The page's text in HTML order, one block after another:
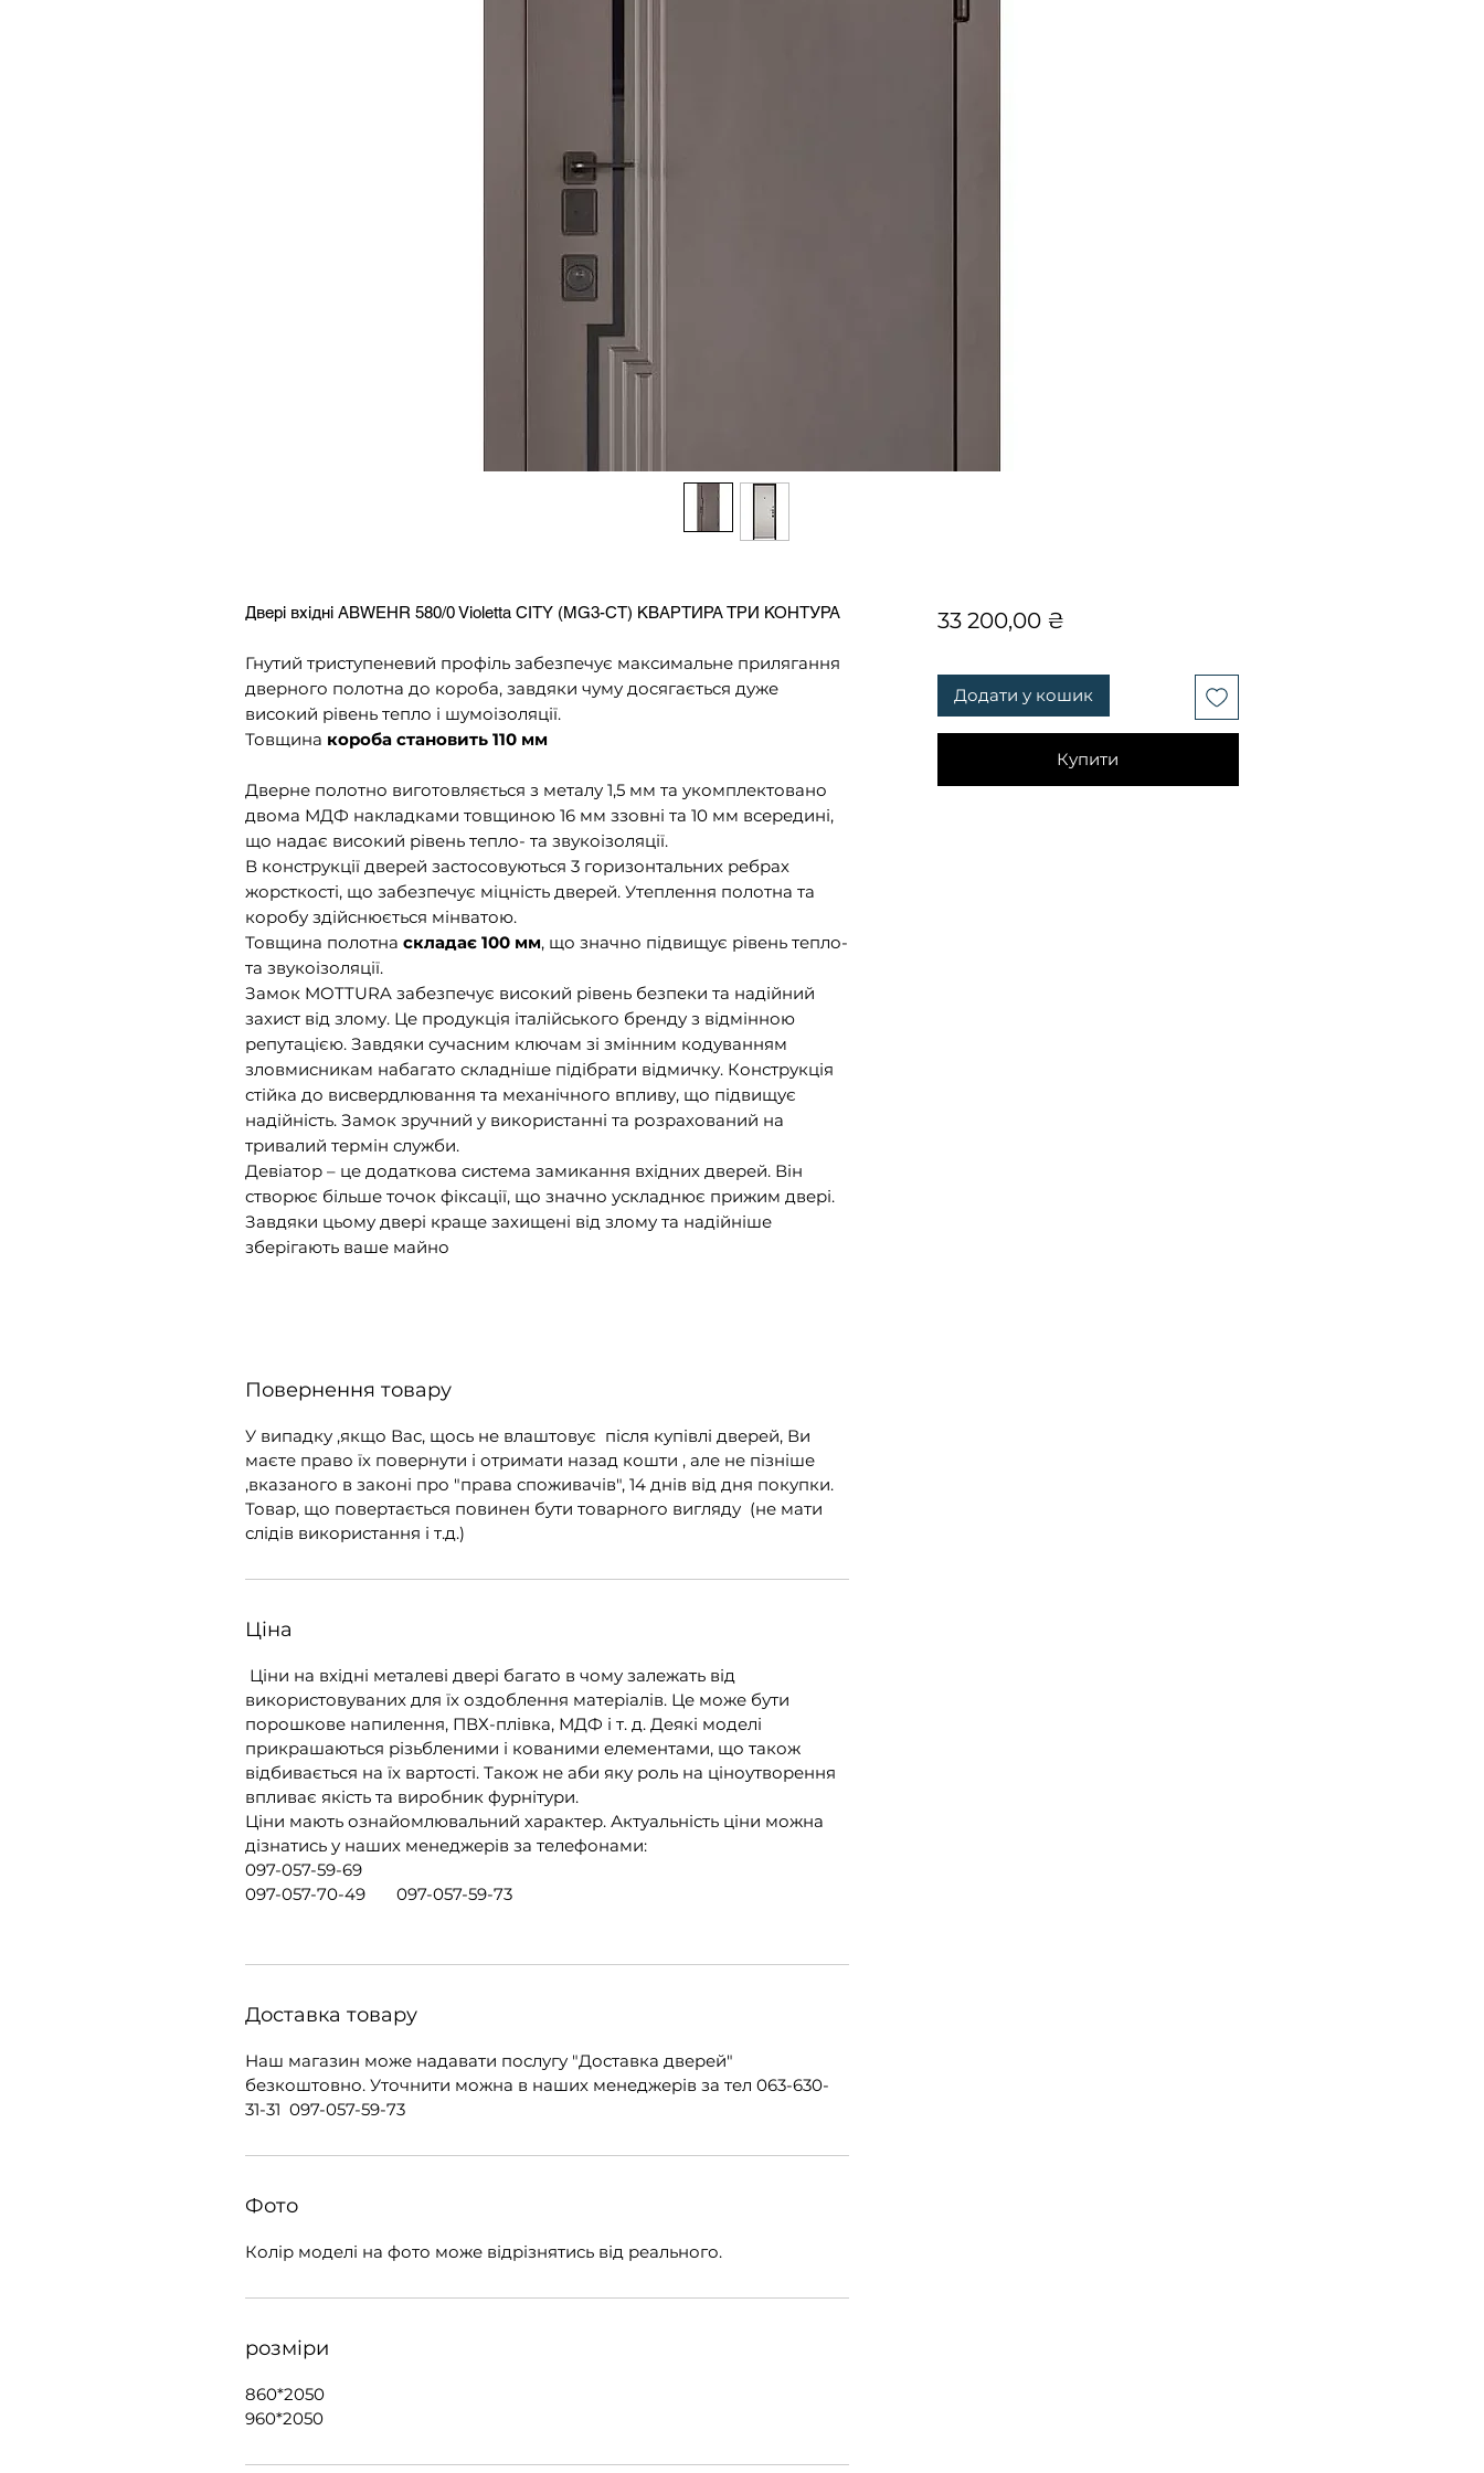
Двері вхідні ABWEHR 580/0 Violetta CITY (MG3-CT) КВАРТИРА ТРИ КОНТУРА
Гнутий триступеневий профіль забезпечує максимальне прилягання
дверного полотна до короба, завдяки чуму досягається дуже
високий рівень тепло і шумоізоляції.
Товщина короба становить 110 мм
Дверне полотно виготовляється з металу 1,5 мм та укомплектовано
двома МДФ накладками товщиною 16 мм ззовні та 10 мм всередині,
що надає високий рівень тепло- та звукоізоляції.
В конструкції дверей застосовуються 3 горизонтальних ребрах
жорсткості, що забезпечує міцність дверей. Утеплення полотна та
коробу здійснюється мінватою.
Товщина полотна складає 100 мм, що значно підвищує рівень тепло-
та звукоізоляції.
Замок MOTTURA забезпечує високий рівень безпеки та надійний
захист від злому. Це продукція італійського бренду з відмінною
репутацією. Завдяки сучасним ключам зі змінним кодуванням
зловмисникам набагато складніше підібрати відмичку. Конструкція
стійка до висвердлювання та механічного впливу, що підвищує
надійність. Замок зручний у використанні та розрахований на
тривалий термін служби.
Девіатор – це додаткова система замикання вхідних дверей. Він
створює більше точок фіксації, що значно ускладнює прижим двері.
Завдяки цьому двері краще захищені від злому та надійніше
зберігають ваше майно
Повернення товару
У випадку ,якщо Вас, щось не влаштовує після купівлі дверей, Ви
маєте право їх повернути і отримати назад кошти , але не пізніше
,вказаного в законі про "права споживачів", 14 днів від дня покупки.
Товар, що повертається повинен бути товарного вигляду (не мати
слідів використання і т.д.)
Ціна
Ціни на вхідні металеві двері багато в чому залежать від
використовуваних для їх оздоблення матеріалів. Це може бути
порошкове напилення, ПВХ-плівка, МДФ і т. д. Деякі моделі
прикрашаються різьбленими і кованими елементами, що також
відбивається на їх вартості. Також не аби яку роль на ціноутворення
впливає якість та виробник фурнітури.
Ціни мають ознайомлювальний характер. Актуальність ціни можна
дізнатись у наших менеджерів за телефонами:
097-057-59-69
097-057-70-49 097-057-59-73
Доставка товару
Наш магазин може надавати послугу "Доставка дверей"
безкоштовно. Уточнити можна в наших менеджерів за тел 063-630-
31-31 097-057-59-73
Фото
Колір моделі на фото може відрізнятись від реального.
розміри
860*2050
960*2050
33 200,00 ₴
Додати у кошик
Купити